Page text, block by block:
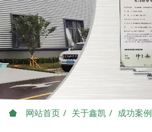
网站首页 关于鑫凯 成功案例